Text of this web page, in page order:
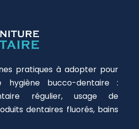
pratiques à adopter pour
hygiène bucco-dentaire :
régulier, usage de
dentaires fluorés, bains